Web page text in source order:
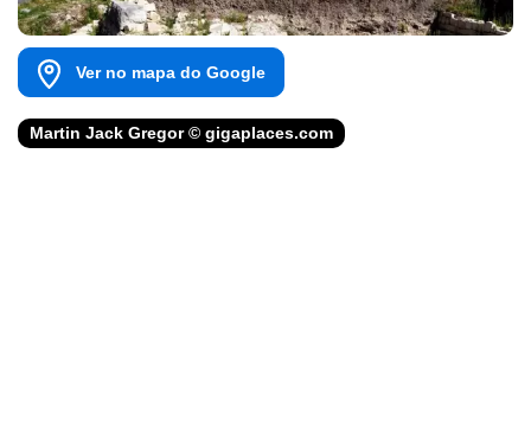
Ver no mapa do Google
Martin Jack Gregor © gigaplaces.com